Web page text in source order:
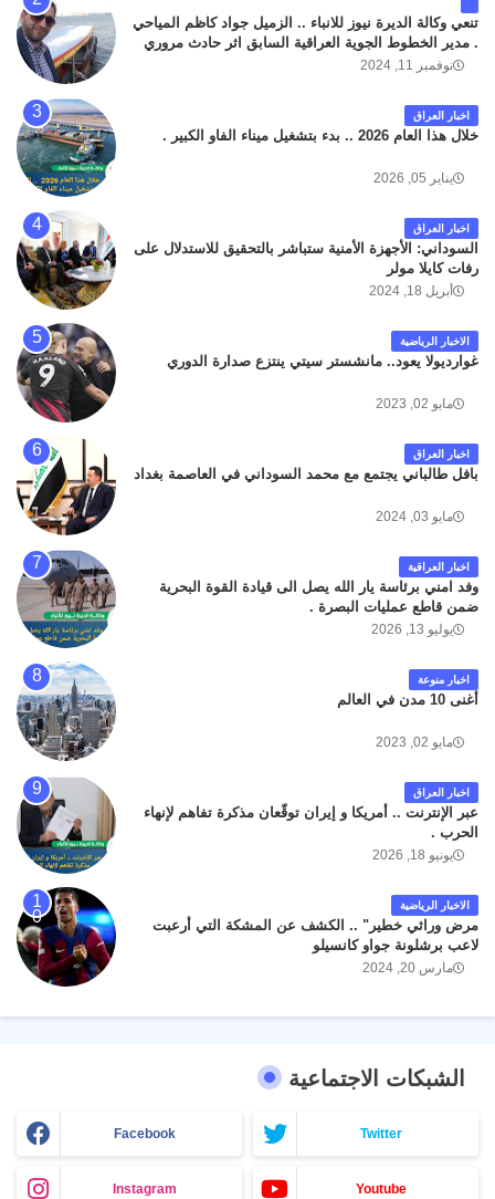
تنعي وكالة الديرة نيوز للانباء .. الزميل جواد كاظم المياحي
. مدير الخطوط الجوية العراقية السابق اثر حادث مروري
داخل مطار البصرة الدولي اليوم الاثنين على الطريق
كان سبب الحادث يعود لتصادم عجلته مع عجلة نوع كيا بنكو
تابعة لشركة الهلال الماسكة لإعمار مطار البصرة الدولي .
سائلين الله عز وجل ان يتغمد الفقيد بواسع رحمته ، و انا
نوفمبر 11, 2024
اخبار العراق
خلال هذا العام 2026 .. بدء بتشغيل ميناء الفاو الكبير .
يناير 05, 2026
اخبار العراق
السوداني: الأجهزة الأمنية ستباشر بالتحقيق للاستدلال على
رفات كايلا مولر
أبريل 18, 2024
الاخبار الرياضية
غوارديولا يعود.. مانشستر سيتي ينتزع صدارة الدوري
مايو 02, 2023
اخبار العراق
بافل طالباني يجتمع مع محمد السوداني في العاصمة بغداد
مايو 03, 2024
اخبار العراقية
وفد امني برئاسة يار الله يصل الى قيادة القوة البحرية
ضمن قاطع عمليات البصرة .
يوليو 13, 2026
اخبار منوعة
أغنى 10 مدن في العالم
مايو 02, 2023
اخبار العراق
عبر الإنترنت .. أمريكا و إيران توقّعان مذكرة تفاهم لإنهاء
الحرب .
يونيو 18, 2026
الاخبار الرياضية
مرض وراثي خطير" .. الكشف عن المشكة التي أرعبت
لاعب برشلونة جواو كانسيلو
مارس 20, 2024
الشبكات الاجتماعية
Facebook Twitter
Instagram Youtube